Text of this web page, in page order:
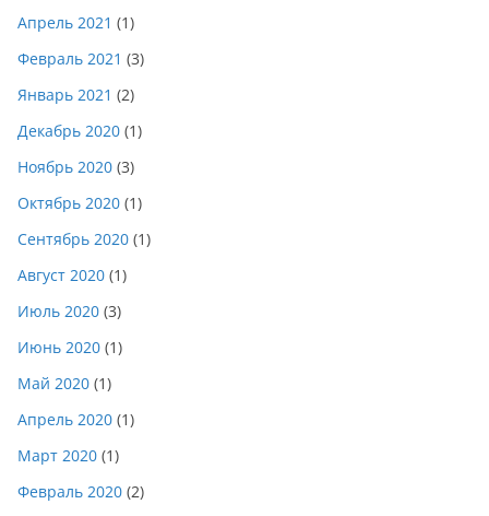
Апрель 2021 (1)
Февраль 2021 (3)
Январь 2021 (2)
Декабрь 2020 (1)
Ноябрь 2020 (3)
Октябрь 2020 (1)
Сентябрь 2020 (1)
Август 2020 (1)
Июль 2020 (3)
Июнь 2020 (1)
Май 2020 (1)
Апрель 2020 (1)
Март 2020 (1)
Февраль 2020 (2)